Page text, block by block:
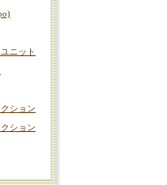
ニット
ション
ション